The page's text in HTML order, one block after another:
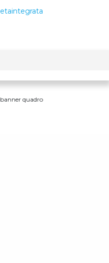
banner quadro